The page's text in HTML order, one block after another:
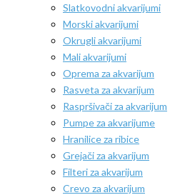
Slatkovodni akvarijumi
Morski akvarijumi
Okrugli akvarijumi
Mali akvarijumi
Oprema za akvarijum
Rasveta za akvarijum
Raspršivači za akvarijum
Pumpe za akvarijume
Hranilice za ribice
Grejači za akvarijum
Filteri za akvarijum
Crevo za akvarijum